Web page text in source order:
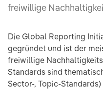
freiwillige
Die Global Reporting
gegründet und ist der
freiwillige
Standards sind
Sector-, Topic-